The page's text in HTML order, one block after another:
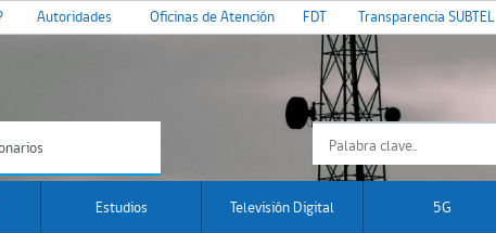
Autoridades Oficinas de Atención FDT Transparencia SUBTEL
Estudios Televisión Digital 5G